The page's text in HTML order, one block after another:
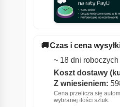
🚚Czas i cena
~ 18 dni
Koszt dostawy
Z wniesieniem:
Cena przelicza się
wybranej ilości sztuk.